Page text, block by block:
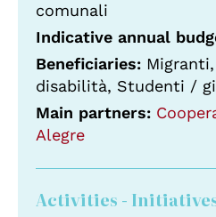
comunali
Indicative annual
Beneficiaries:
disabilità, Studenti /
Main partners:
Alegre
Activities -